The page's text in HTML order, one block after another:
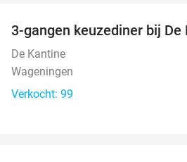
3-gangen keuzediner bij De
De Kantine
Wageningen
Verkocht: 99